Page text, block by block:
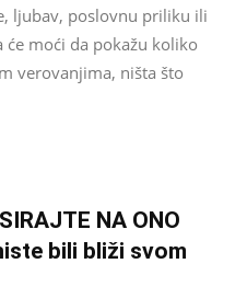
ljubav, poslovnu priliku ili
moći da pokažu koliko
verovanjima, ništa što
NA ONO
bili bliži svom